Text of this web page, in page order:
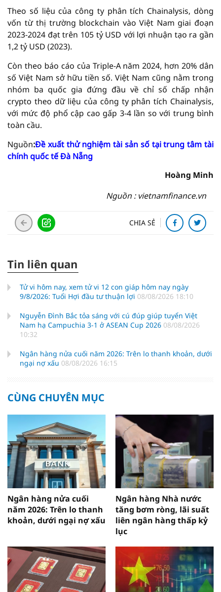
Theo số liệu của công ty phân tích Chainalysis, dòng
vốn từ thị trường blockchain vào Việt Nam giai đoạn
2023-2024 đạt trên 105 tỷ USD với lợi nhuận tạo ra gần
1,2 tỷ USD (2023).
Còn theo báo cáo của Triple-A năm 2024, hơn 20% dân
số Việt Nam sở hữu tiền số. Việt Nam cũng nằm trong
nhóm ba quốc gia đứng đầu về chỉ số chấp nhận
crypto theo dữ liệu của công ty phân tích Chainalysis,
với mức độ phổ cập cao gấp 3-4 lần so với trung bình
toàn cầu.
Nguồn:Đề xuất thử nghiệm tài sản số tại trung tâm tài
chính quốc tế Đà Nẵng
Hoàng Minh
Nguồn : vietnamfinance.vn
CHIA SẺ
Tin liên quan
Tử vi hôm nay, xem tử vi 12 con giáp hôm nay ngày
9/8/2026: Tuổi Hợi đầu tư thuận lợi 08/08/2026 18:10
Nguyễn Đình Bắc tỏa sáng với cú đúp giúp tuyển Việt
Nam hạ Campuchia 3-1 ở ASEAN Cup 2026 08/08/2026
10:32
Ngân hàng nửa cuối năm 2026: Trên lo thanh khoản, dưới
ngại nợ xấu 08/08/2026 16:15
CÙNG CHUYÊN MỤC
Ngân hàng nửa cuối
năm 2026: Trên lo thanh
khoản, dưới ngại nợ xấu
Ngân hàng Nhà nước
tăng bơm ròng, lãi suất
liên ngân hàng thấp kỷ
lục